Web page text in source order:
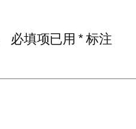
必填项已用*标注